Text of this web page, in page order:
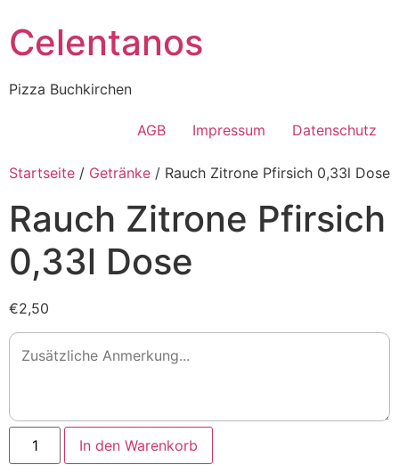
Celentanos
Pizza Buchkirchen
AGB Impressum Datenschutz
Startseite / Getränke / Rauch Zitrone Pfirsich 0,33l Dose
Rauch Zitrone Pfirsich
0,33l Dose
€2,50
Rauch
Zitrone
Pfirsich
In den Warenkorb